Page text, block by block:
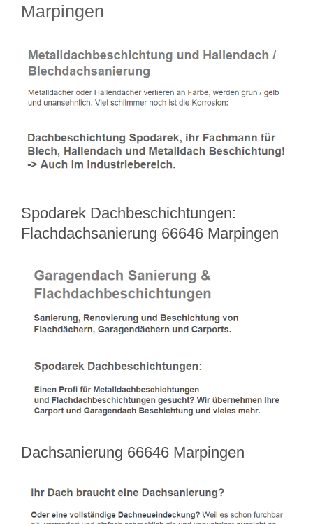
Marpingen
Spodarek Dachbeschichtungen:
Flachdachsanierung 66646 Marpingen
Dachsanierung 66646 Marpingen